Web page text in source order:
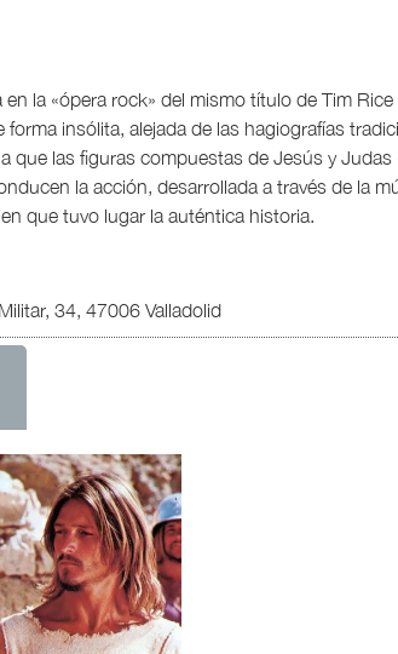
la «ópera rock» del mismo título de Tim
insólita, alejada de las hagiografías
que las figuras compuestas de Jesús y Judas
la acción, desarrollada a través de la
que tuvo lugar la auténtica historia.
34, 47006 Valladolid